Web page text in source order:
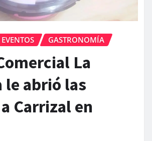
EVENTOS GASTRONOMÍA
La
le abrió las
Carrizal en